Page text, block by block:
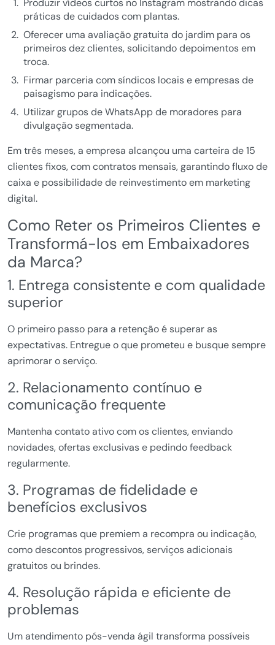
Produzir vídeos curtos no Instagram mostrando dicas
práticas de cuidados com plantas.
Oferecer uma avaliação gratuita do jardim para os
primeiros dez clientes, solicitando depoimentos em
troca.
Firmar parceria com síndicos locais e empresas de
paisagismo para indicações.
Utilizar grupos de WhatsApp de moradores para
divulgação segmentada.
Em três meses, a empresa alcançou uma carteira de 15
clientes fixos, com contratos mensais, garantindo fluxo de
caixa e possibilidade de reinvestimento em marketing
digital.
Como Reter os Primeiros Clientes e
Transformá-los em Embaixadores
da Marca?
1. Entrega consistente e com qualidade
superior
O primeiro passo para a retenção é superar as
expectativas. Entregue o que prometeu e busque sempre
aprimorar o serviço.
2. Relacionamento contínuo e
comunicação frequente
Mantenha contato ativo com os clientes, enviando
novidades, ofertas exclusivas e pedindo feedback
regularmente.
3. Programas de fidelidade e
benefícios exclusivos
Crie programas que premiem a recompra ou indicação,
como descontos progressivos, serviços adicionais
gratuitos ou brindes.
4. Resolução rápida e eficiente de
problemas
Um atendimento pós-venda ágil transforma possíveis